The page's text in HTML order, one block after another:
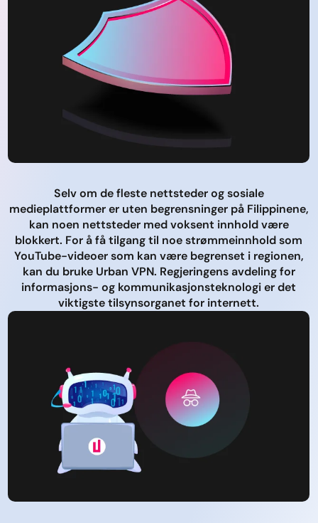
Selv om de fleste nettsteder og sosiale
medieplattformer er uten begrensninger på Filippinene,
kan noen nettsteder med voksent innhold være
blokkert. For å få tilgang til noe strømmeinnhold som
YouTube-videoer som kan være begrenset i regionen,
kan du bruke Urban VPN. Regjeringens avdeling for
informasjons- og kommunikasjonsteknologi er det
viktigste tilsynsorganet for internett.